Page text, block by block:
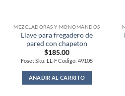
MEZCLADORAS Y MONOMANDOS
Llave para fregadero de
pared con chapeton
$185.00
Foset Sku: LL-F Codigo: 49105
AÑADIR AL CARRITO